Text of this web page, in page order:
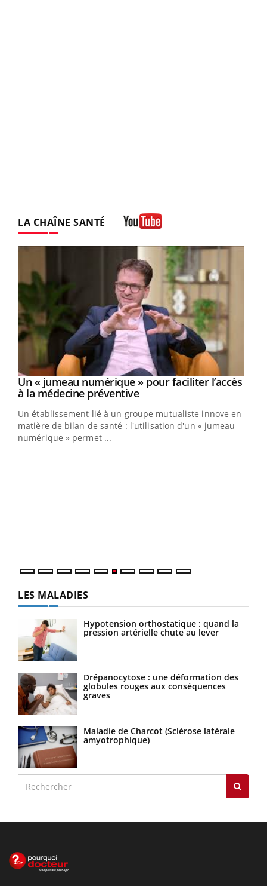
LA CHAÎNE SANTÉ
Youtube
Un « jumeau numérique » pour faciliter l’accès
à la médecine préventiveYoutube
Un établissement lié à un groupe mutualiste innove en
matière de bilan de santé : l'utilisation d'un « jumeau
numérique » permet ...
LES MALADIES
Hypotension orthostatique : quand la
pression artérielle chute au lever
Drépanocytose : une déformation des
globules rouges aux conséquences
graves
Maladie de Charcot (Sclérose latérale
amyotrophique)